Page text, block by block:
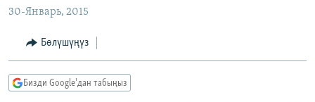
ЭКОНОМИКА
МАДАНИЯТ
БОРБОР АЗИЯ
АТАЙЫН ИЛИКТӨӨ
ТВ ПРОГРАММАЛАР
ЭКСПЕРТТЕР ТАЛДАЙТ
ӨЗГӨЧӨ ПИКИР
30-Январь, 2015
Бөлүшүңүз
Бизди Google'дан табыңыз